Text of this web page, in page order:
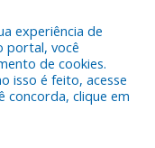
Municipal de
experiência de
portal, você
de cookies.
isso é feito, acesse
concorda, clique em